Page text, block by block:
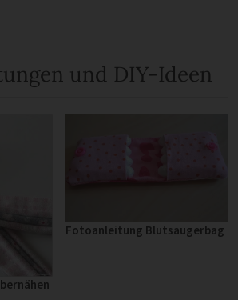
und DIY-Ideen
Fotoanleitung Blutsaugerbag